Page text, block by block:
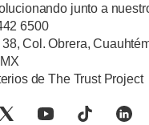
junto a
6500
Col. Obrera,
de The Trust Project